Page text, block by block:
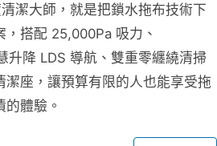
潔大師，就是把鎖水拖布技術下
搭配 25,000Pa 吸力、
升降 LDS 導航、雙重零纏繞清掃
潔座，讓預算有限的人也能享受拖
體驗。